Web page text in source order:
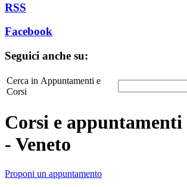
RSS
Facebook
Seguici anche su:
Cerca in Appuntamenti e
Corsi
Corsi e appuntamenti
- Veneto
Proponi un appuntamento